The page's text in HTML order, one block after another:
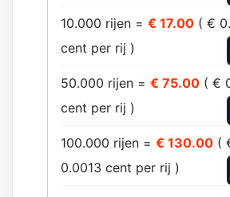
10.000 rijen = € 17.00 ( €
cent per rij )
50.000 rijen = € 75.00 ( €
cent per rij )
100.000 rijen = € 130.00 (
0.0013 cent per rij )